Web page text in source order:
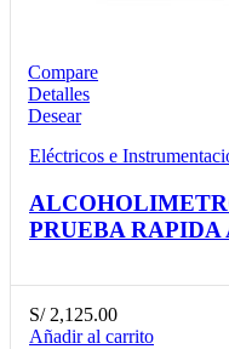
Compare
Detalles
Desear
Eléctricos e
PRUEBA RAPIDA
S/2,125.00
Añadir al carrito